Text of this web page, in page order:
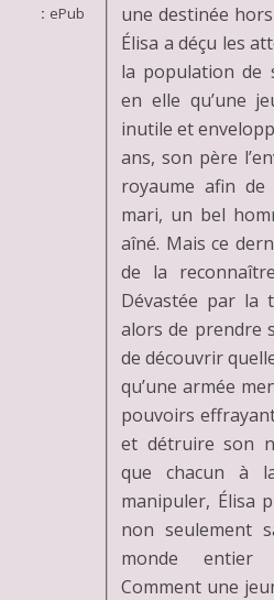
: ePub
une destinée
Élisa a déçu les
la population de
en elle qu’une
inutile et
ans, son père
royaume afin
mari, un bel
aîné. Mais ce
de la
Dévastée par la
alors de prendre
de découvrir
qu’une armée
pouvoirs
et détruire son
que chacun à
manipuler, Élisa
non seulement
monde
Comment une